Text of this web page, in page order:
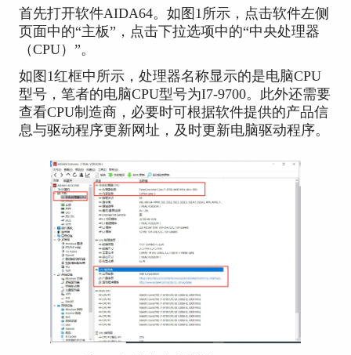
首先打开软件AIDA64。如图1所示，点击软件左侧
页面中的“主板”，点击下拉选项中的“中央处理器
（CPU）”。
如图1红框中所示，处理器名称显示的是电脑CPU
型号，笔者的电脑CPU型号为I7-9700。此外还需要
查看CPU制造商，必要时可根据软件提供的产品信
息与驱动程序更新网址，及时更新电脑驱动程序。